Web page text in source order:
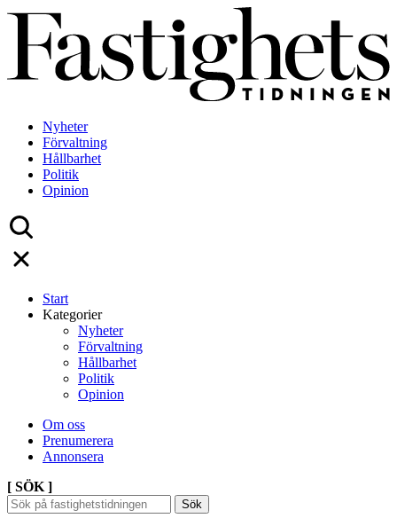
Skip
content
Nyheter
Förvaltning
Hållbarhet
Politik
Opinion
Start
Kategorier
Nyheter
Förvaltning
Hållbarhet
Politik
Opinion
Om oss
Prenumerera
Annonsera
[ SÖK ]
Sök
efter:
Sök
Sök